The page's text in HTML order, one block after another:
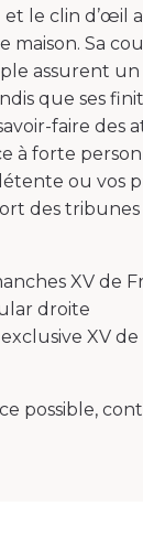
et le clin d’œil
maison. Sa
assurent
que ses
faire des
à forte
ou vos
des tribunes
XV de
droite
XV
possible,